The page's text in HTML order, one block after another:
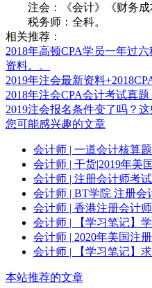
注会：《会计》《财务成
税务师：全科。
相关推荐：
2018年高顿CPA学员一年过
资料。。
2019年注会最新资料
2018年注会CPA会计考试真题
2019注会报名条件变了吗？
您可能感兴趣的文章
会计师 | 一道会计核算
会计师 | 干货|2019年美
会计师 | 注册会计师考
会计师 | BT学院 注册会
会计师 | 香港注册会计
会计师 | 【学习笔记】
会计师 | 2020年美国注
会计师 | 【学习笔记】
本站推荐的文章